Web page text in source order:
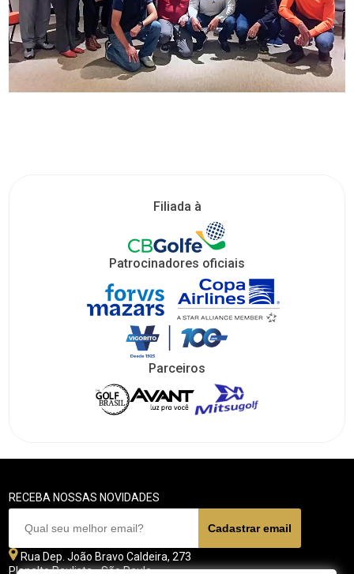
Filiada à
Patrocinadores oficiais
Parceiros
RECEBA NOSSAS NOVIDADES
Rua Dep. João Bravo Caldeira, 273
Planalto Paulista - São Paulo